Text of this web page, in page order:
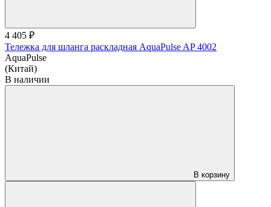
4 405 ₽
Тележка для шланга раскладная AquaPulse AP 4002
AquaPulse
(Китай)
В наличии
В корзину